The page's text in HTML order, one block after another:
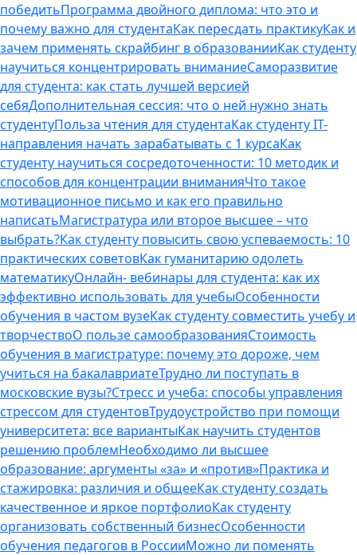
победитьПрограмма двойного диплома: что это и
почему важно для студентаКак пересдать практикуКак и
зачем применять скрайбинг в образованииКак студенту
научиться концентрировать вниманиеСаморазвитие
для студента: как стать лучшей версией
себяДополнительная сессия: что о ней нужно знать
студентуПольза чтения для студентаКак студенту IT-
направления начать зарабатывать с 1 курсаКак
студенту научиться сосредоточенности: 10 методик и
способов для концентрации вниманияЧто такое
мотивационное письмо и как его правильно
написатьМагистратура или второе высшее – что
выбрать?Как студенту повысить свою успеваемость: 10
практических советовКак гуманитарию одолеть
математикуОнлайн- вебинары для студента: как их
эффективно использовать для учебыОсобенности
обучения в частом вузеКак студенту совместить учебу и
творчествоО пользе самообразованияСтоимость
обучения в магистратуре: почему это дороже, чем
учиться на бакалавриатеТрудно ли поступать в
московские вузы?Стресс и учеба: способы управления
стрессом для студентовТрудоустройство при помощи
университета: все вариантыКак научить студентов
решению проблемНеобходимо ли высшее
образование: аргументы «за» и «против»Практика и
стажировка: различия и общееКак студенту создать
качественное и яркое портфолиоКак студенту
организовать собственный бизнесОсобенности
обучения педагогов в РоссииМожно ли поменять